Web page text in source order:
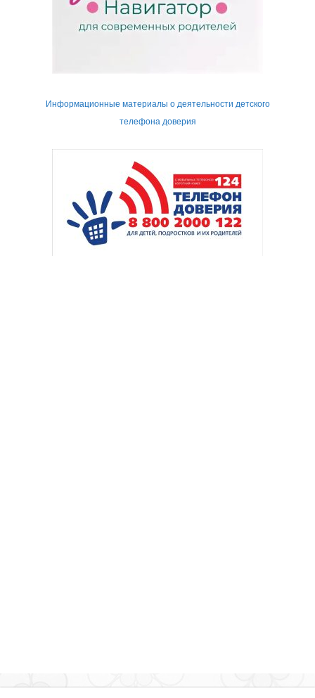
Информационные материалы о деятельности детского
телефона доверия